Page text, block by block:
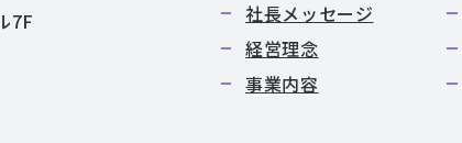
7F
社長メッセージ
経営理念
事業内容